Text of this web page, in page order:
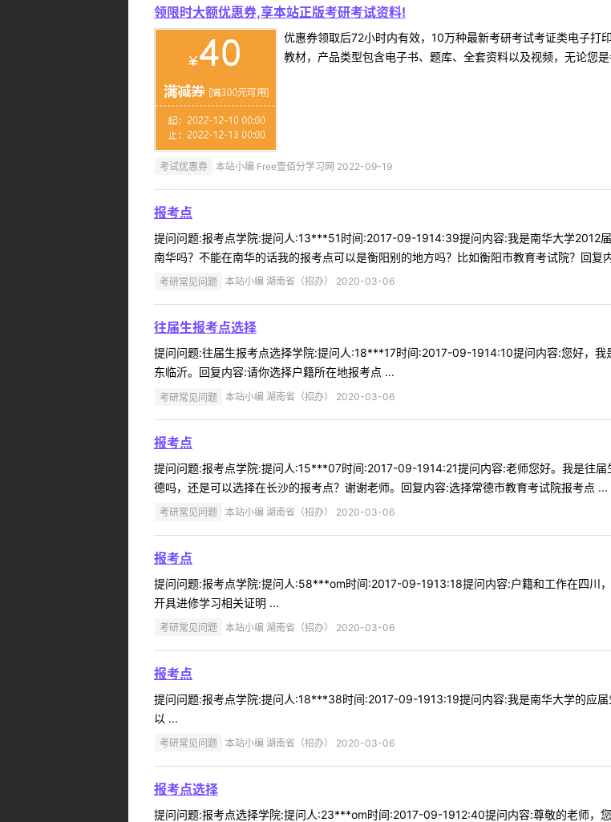
领限时大额优惠券,享本站正版考研考试资料!
优惠券领取后72小时内有效，10万种最新考研考试考证类电子
教材，产品类型包含电子书、题库、全套资料以及视频，无论您
考试优惠券 本站小编 Free壹佰分学习网 2022-09-19
报考点
提问问题:报考点学院:提问人:13***51时间:2017-09-1914:39提问内容:我是南华大学2012
南华吗？不能在南华的话我的报考点可以是衡阳别的地方吗？比如衡阳市教育考试院？回复
考研常见问题 本站小编 湖南省（招办） 2020-03-06
往届生报考点选择
提问问题:往届生报考点选择学院:提问人:18***17时间:2017-09-1914:10提问内容:您好，
东临沂。回复内容:请你选择户籍所在地报考点 ...
考研常见问题 本站小编 湖南省（招办） 2020-03-06
报考点
提问问题:报考点学院:提问人:15***07时间:2017-09-1914:21提问内容:老师您好。我是往
德吗，还是可以选择在长沙的报考点？谢谢老师。回复内容:选择常德市教育考试院报考点 ...
考研常见问题 本站小编 湖南省（招办） 2020-03-06
报考点
提问问题:报考点学院:提问人:58***om时间:2017-09-1913:18提问内容:户籍和工作在四川
开具进修学习相关证明 ...
考研常见问题 本站小编 湖南省（招办） 2020-03-06
报考点
提问问题:报考点学院:提问人:18***38时间:2017-09-1913:19提问内容:我是南华大学的应
以 ...
考研常见问题 本站小编 湖南省（招办） 2020-03-06
报考点选择
提问问题:报考点选择学院:提问人:23***om时间:2017-09-1912:40提问内容:尊敬的老师，